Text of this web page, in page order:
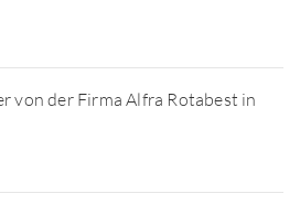
von der Firma Alfra Rotabest in